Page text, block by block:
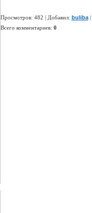
Просмотров: 482 | Добавил: buliba|
Всего комментариев: 0